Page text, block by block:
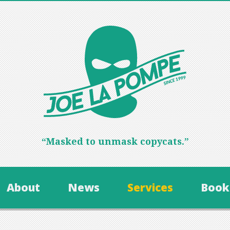
“Masked to unmask copycats.”
About News Services